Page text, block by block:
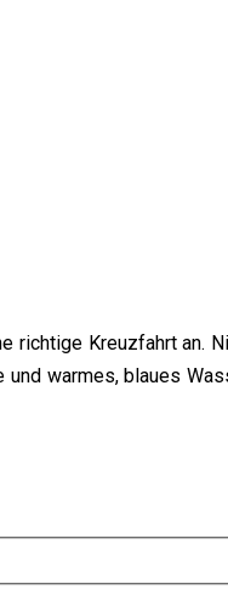
richtige Kreuzfahrt an.
warmes, blaues